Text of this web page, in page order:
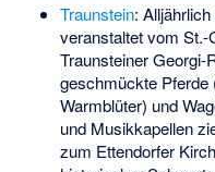
Traunstein: Alljährlich
veranstaltet vom St.-
Traunsteiner Georgi-
geschmückte Pferde
Warmblüter) und
und Musikkapellen
zum Ettendorfer